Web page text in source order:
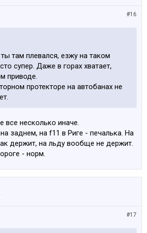
#16
там плевался, езжу на таком
супер. Даже в горах хватает,
приводе.
протекторе на автобанах не
все несколько иначе.
заднем, на f11 в Риге - печалька. На
держит, на льду вообще не держит.
- норм.
#17